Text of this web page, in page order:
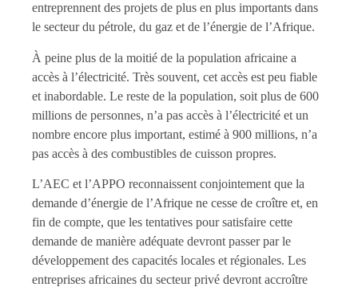
entreprennent des projets de plus en plus importants dans
le secteur du pétrole, du gaz et de l’énergie de l’Afrique.
À peine plus de la moitié de la population africaine a
accès à l’électricité. Très souvent, cet accès est peu fiable
et inabordable. Le reste de la population, soit plus de 600
millions de personnes, n’a pas accès à l’électricité et un
nombre encore plus important, estimé à 900 millions, n’a
pas accès à des combustibles de cuisson propres.
L’AEC et l’APPO reconnaissent conjointement que la
demande d’énergie de l’Afrique ne cesse de croître et, en
fin de compte, que les tentatives pour satisfaire cette
demande de manière adéquate devront passer par le
développement des capacités locales et régionales. Les
entreprises africaines du secteur privé devront accroître